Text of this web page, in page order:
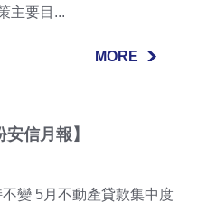
主要目...
MORE
安信月報】
不變 5月不動產貸款集中度